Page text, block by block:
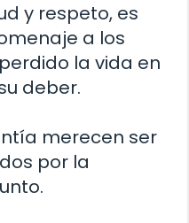
y respeto, es
a los
la vida en
deber.
merecen ser
por la